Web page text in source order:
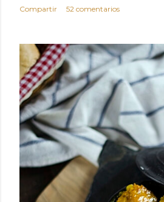
Compartir 52 comentarios